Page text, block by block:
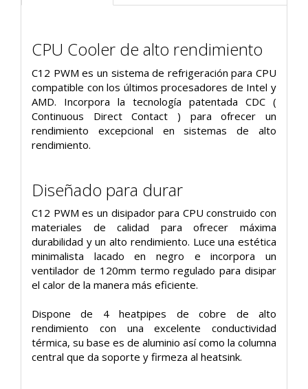
CPU Cooler de alto rendimiento
C12 PWM es un sistema de refrigeración para CPU
compatible con los últimos procesadores de Intel y
AMD. Incorpora la tecnología patentada CDC (
Continuous Direct Contact ) para ofrecer un
rendimiento excepcional en sistemas de alto
rendimiento.
Diseñado para durar
C12 PWM es un disipador para CPU construido con
materiales de calidad para ofrecer máxima
durabilidad y un alto rendimiento. Luce una estética
minimalista lacado en negro e incorpora un
ventilador de 120mm termo regulado para disipar
el calor de la manera más eficiente.
Dispone de 4 heatpipes de cobre de alto
rendimiento con una excelente conductividad
térmica, su base es de aluminio así como la columna
central que da soporte y firmeza al heatsink.